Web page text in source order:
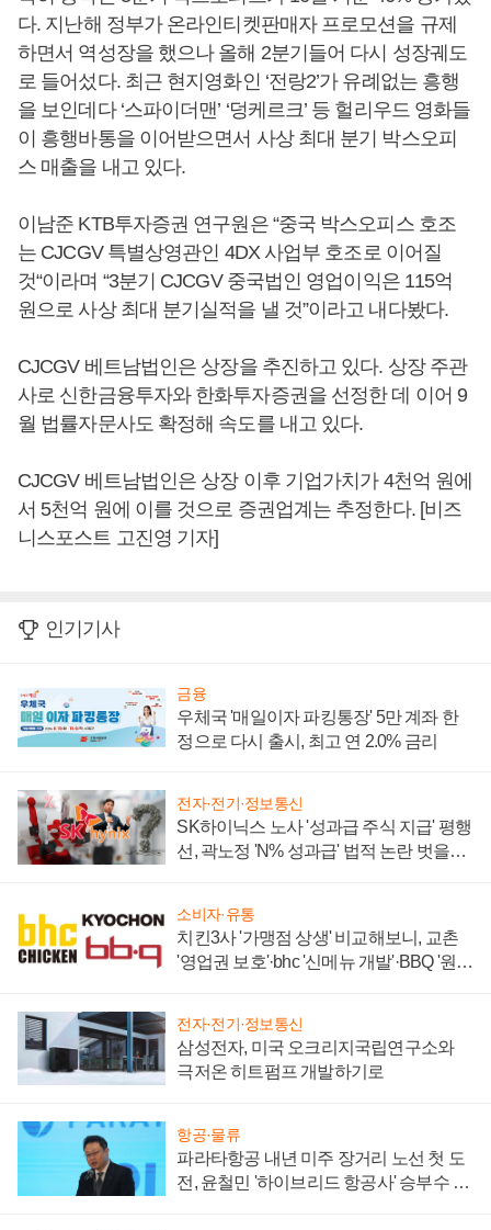
다. 지난해 정부가 온라인티켓판매자 프로모션을 규제
하면서 역성장을 했으나 올해 2분기들어 다시 성장궤도
로 들어섰다. 최근 현지영화인 ‘전랑2’가 유례없는 흥행
을 보인데다 ‘스파이더맨’ ‘덩케르크’ 등 헐리우드 영화들
이 흥행바통을 이어받으면서 사상 최대 분기 박스오피
스 매출을 내고 있다.
이남준 KTB투자증권 연구원은 “중국 박스오피스 호조
는 CJCGV 특별상영관인 4DX 사업부 호조로 이어질
것“이라며 “3분기 CJCGV 중국법인 영업이익은 115억
원으로 사상 최대 분기실적을 낼 것”이라고 내다봤다.
CJCGV 베트남법인은 상장을 추진하고 있다. 상장 주관
사로 신한금융투자와 한화투자증권을 선정한 데 이어 9
월 법률자문사도 확정해 속도를 내고 있다.
CJCGV 베트남법인은 상장 이후 기업가치가 4천억 원에
서 5천억 원에 이를 것으로 증권업계는 추정한다. [비즈
니스포스트 고진영 기자]
인기기사
금융
우체국 '매일이자 파킹통장' 5만 계좌 한
정으로 다시 출시, 최고 연 2.0% 금리
전자·전기·정보통신
SK하이닉스 노사 '성과급 주식 지급' 평행
선, 곽노정 'N% 성과급' 법적 논란 벗을지
소비자·유통
치킨3사 '가맹점 상생' 비교해보니, 교촌
'영업권 보호'·bhc '신메뉴 개발'·BBQ '원가
전자·전기·정보통신
삼성전자, 미국 오크리지국립연구소와
극저온 히트펌프 개발하기로
항공·물류
파라타항공 내년 미주 장거리 노선 첫 도
전, 윤철민 '하이브리드 항공사' 승부수 통